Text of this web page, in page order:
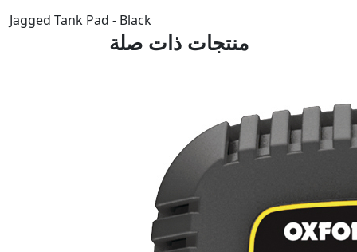
Jagged Tank Pad - Black
منتجات ذات صلة